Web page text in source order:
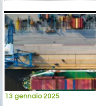
13 gennaio 2025